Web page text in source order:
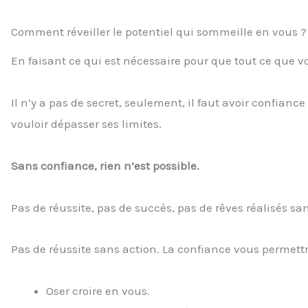
Comment réveiller le potentiel qui sommeille en vous ?
En faisant ce qui est nécessaire pour que tout ce que
Il n’y a pas de secret, seulement, il faut avoir
vouloir dépasser ses limites.
Sans confiance, rien n’est possible.
Pas de réussite, pas de succès, pas de rêves réalisés
Pas de réussite sans action. La confiance vous
Oser croire en vous.